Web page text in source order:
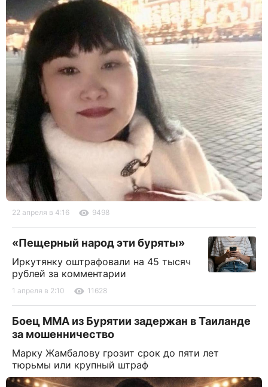
22 апреля в 4:16 9498
«Пещерный народ эти буряты»
Иркутянку оштрафовали на 45 тысяч
рублей за комментарии
1 апреля в 2:10 11628
Боец ММА из Бурятии задержан в Таиланде
за мошенничество
Марку Жамбалову грозит срок до пяти лет
тюрьмы или крупный штраф